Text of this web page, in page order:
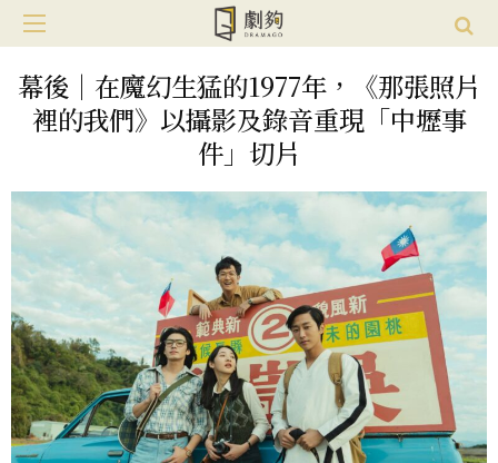
幕後｜在魔幻生猛的1977年，《那張照片
裡的我們》以攝影及錄音重現「中壢事
件」切片